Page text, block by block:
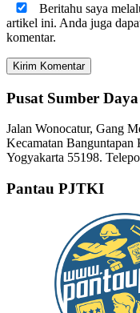
Beritahu saya
artikel ini. Anda juga
komentar.
Pusat Sumber
Jalan Wonocatur, Gang
Kecamatan Banguntapan
Yogyakarta 55198.
Pantau PJTKI